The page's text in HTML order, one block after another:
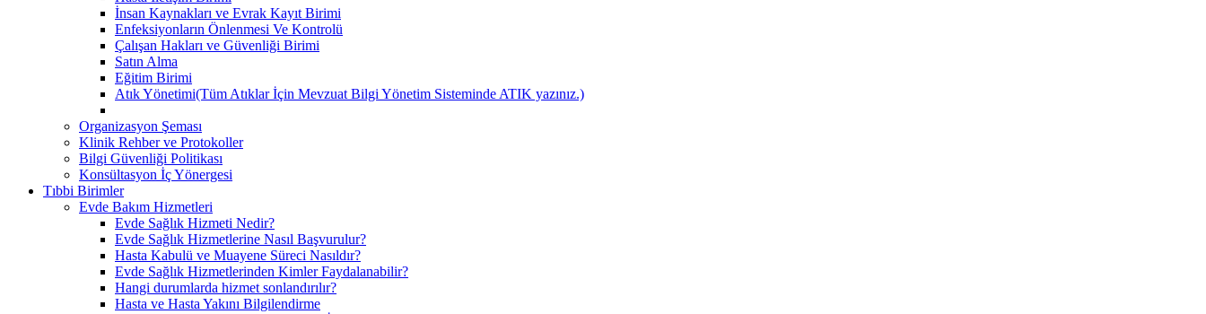
İnsan Kaynakları ve Evrak Kayıt Birimi
Enfeksiyonların Önlenmesi Ve Kontrolü
Çalışan Hakları ve Güvenliği Birimi
Satın Alma
Eğitim Birimi
Atık Yönetimi(Tüm Atıklar İçin Mevzuat Bilgi Yönetim Sisteminde ATIK yazınız.)
Organizasyon Şeması
Klinik Rehber ve Protokoller
Bilgi Güvenliği Politikası
Konsültasyon İç Yönergesi
Tıbbi Birimler
Evde Bakım Hizmetleri
Evde Sağlık Hizmeti Nedir?
Evde Sağlık Hizmetlerine Nasıl Başvurulur?
Hasta Kabulü ve Muayene Süreci Nasıldır?
Evde Sağlık Hizmetlerinden Kimler Faydalanabilir?
Hangi durumlarda hizmet sonlandırılır?
Hasta ve Hasta Yakını Bilgilendirme